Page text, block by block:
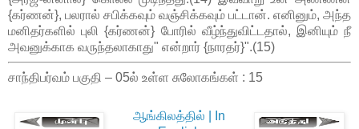
{கர்ணன்}, பலரால் சபிக்கவும் வஞ்சிக்கவும் பட்டான். எனினும், அந்த
மனிதர்களில் புலி {கர்ணன்} போரில் வீழ்ந்துவிட்டதால், இனியும் நீ
அவனுக்காக வருந்தலாகாது" என்றார் {நாரதர்}".(15)
சாந்திபர்வம் பகுதி – 05ல் உள்ள சுலோகங்கள் : 15
ஆங்கிலத்தில் | In